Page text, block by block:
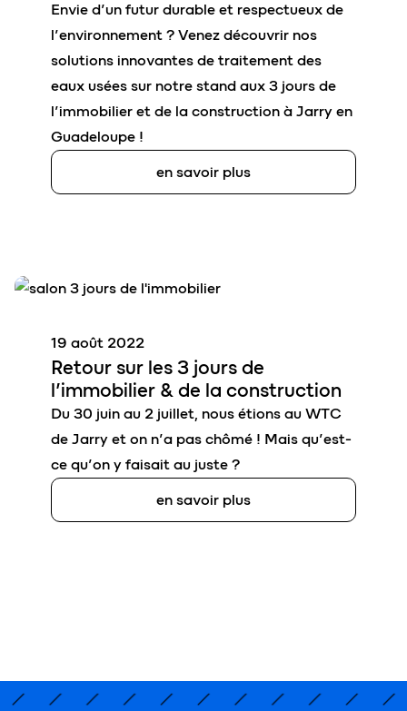
Envie d’un futur durable et respectueux de
l’environnement ? Venez découvrir nos
solutions innovantes de traitement des
eaux usées sur notre stand aux 3 jours de
l’immobilier et de la construction à Jarry en
Guadeloupe !
en savoir plus
Retour sur les 3 jours de
l’immobilier & de la construction
19 août 2022
Du 30 juin au 2 juillet, nous étions au WTC
de Jarry et on n’a pas chômé ! Mais qu’est-
ce qu’on y faisait au juste ?
en savoir plus